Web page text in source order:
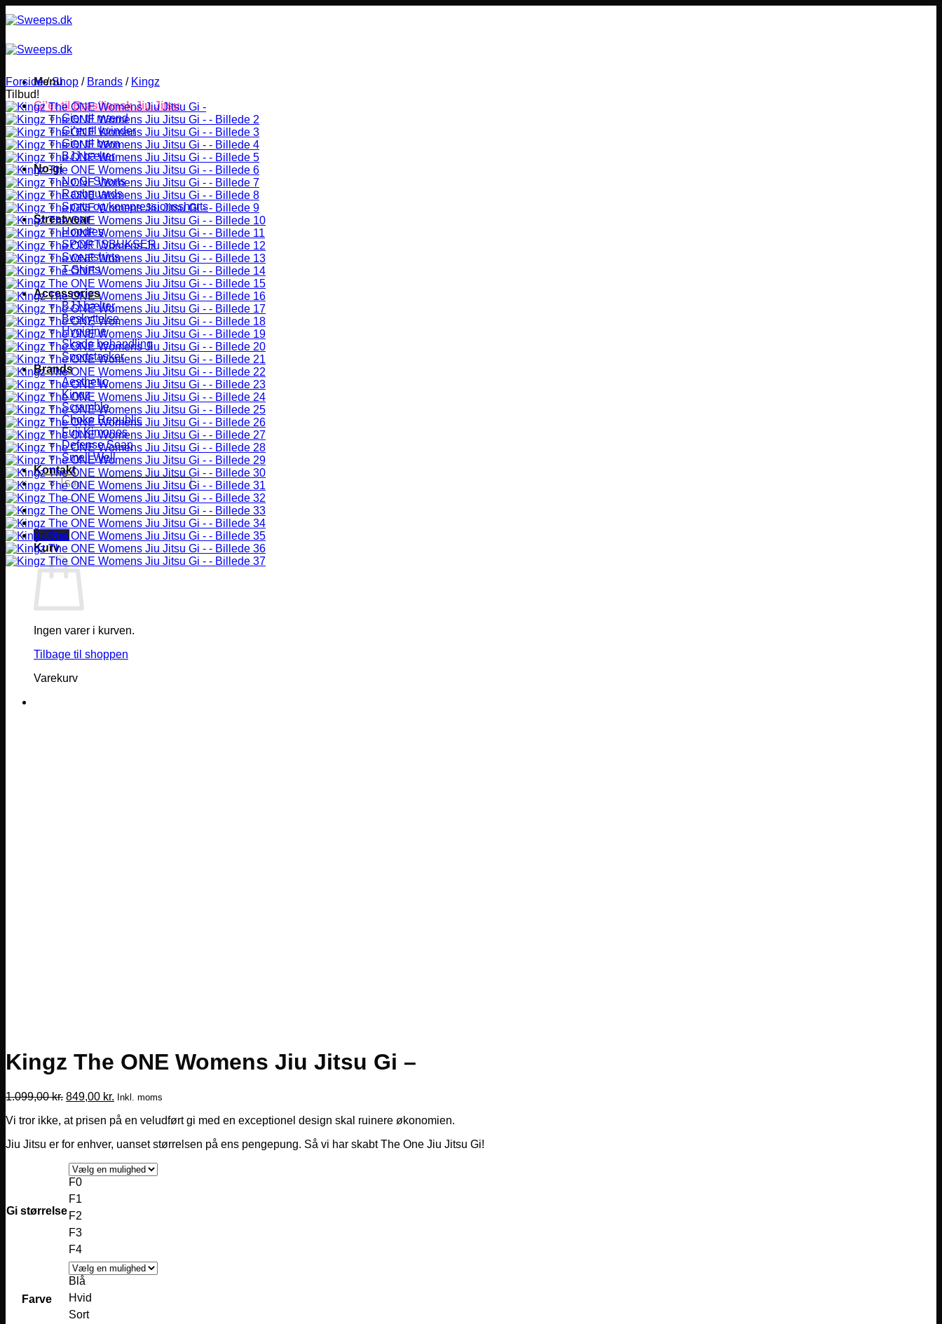
til
Menu
Gi’er til Brasiliansk Jiu Jitsu
Gier til mænd
Gi’er til kvinder
Gier til børn
BJJ bælter
No-gi
No Gi Shorts
Rashguards
Spats og kompressionsshorts
Streetwear
Hoodies
SPORTSBUKSER
Sweatshirts
T-Shirts
Accessories
BJJ bælter
Beskyttelse
Hygiejne
Skade behandling
Sportstasker
Brands
Aesthetic
Kingz
Scramble
Choke Republic
Fuji Kimonos
Defense Soap
Smell Well
Kontakt
Søg
efter:
0,00kr.
Kurv
Ingen varer i kurven.
Tilbage til shoppen
Varekurv
Forside / Shop / Brands / Kingz
Tilbud!
Kingz The ONE Womens Jiu Jitsu Gi –
1.099,00kr. Den
pris
1.099,00 kr..
849,00 kr. Den
pris
849,00 kr..
Inkl. moms
Vi tror ikke, at prisen på en veludført gi med en exceptionel design skal ruinere økonomien.
Jiu Jitsu er for enhver, uanset størrelsen på ens pengepung. Så vi har skabt The One Jiu Jitsu Gi!
Gi størrelse
F0
F1
F2
F3
F4
Farve
Blå
Hvid
Sort